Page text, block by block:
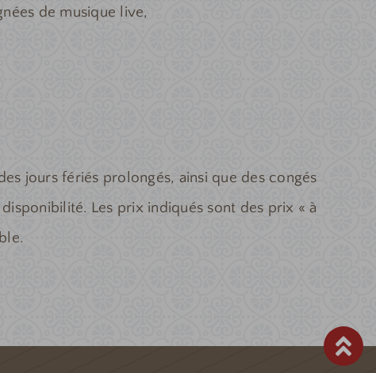
de musique live,
jours fériés prolongés, ainsi que des congés
Les prix indiqués sont des prix « à